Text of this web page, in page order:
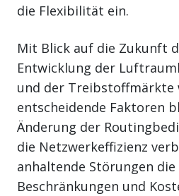
die Flexibilität ein.
Mit Blick auf die Zukunft
Entwicklung der
und der Treibstoffmärkte
entscheidende Faktoren
Änderung der
die Netzwerkeffizienz
anhaltende Störungen
Beschränkungen und